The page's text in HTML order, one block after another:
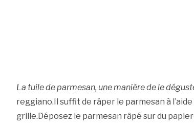
La tuile de parmesan, une manière de le
reggiano.Il suffit de râper le parmesan à l’aide
grille.Déposez le parmesan râpé sur du